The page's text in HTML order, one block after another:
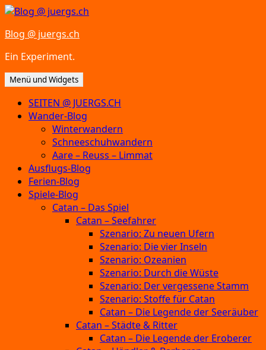
Zum
springen
Blog @ juergs.ch
Ein Experiment.
Menü und Widgets
SEITEN @ JUERGS.CH
Wander-Blog
Winterwandern
Schneeschuhwandern
Aare – Reuss – Limmat
Ausflugs-Blog
Ferien-Blog
Spiele-Blog
Catan – Das Spiel
Catan – Seefahrer
Szenario: Zu neuen Ufern
Szenario: Die vier Inseln
Szenario: Ozeanien
Szenario: Durch die Wüste
Szenario: Der vergessene Stamm
Szenario: Stoffe für Catan
Catan – Die Legende der Seeräuber
Catan – Städte & Ritter
Catan – Die Legende der Eroberer